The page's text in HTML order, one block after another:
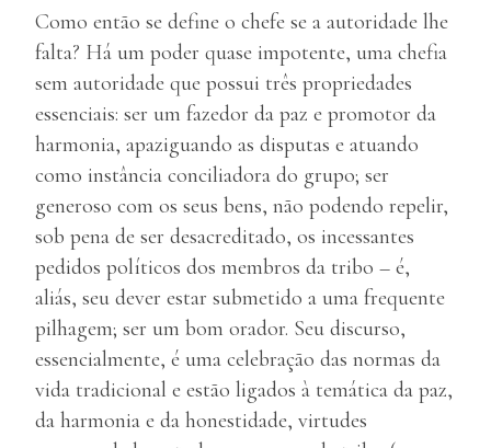
Como então se define o chefe se a autoridade lhe
falta? Há um poder quase impotente, uma chefia
sem autoridade que possui três propriedades
essenciais: ser um fazedor da paz e promotor da
harmonia, apaziguando as disputas e atuando
como instância conciliadora do grupo; ser
generoso com os seus bens, não podendo repelir,
sob pena de ser desacreditado, os incessantes
pedidos políticos dos membros da tribo – é,
aliás, seu dever estar submetido a uma frequente
pilhagem; ser um bom orador. Seu discurso,
essencialmente, é uma celebração das normas da
vida tradicional e estão ligados à temática da paz,
da harmonia e da honestidade, virtudes